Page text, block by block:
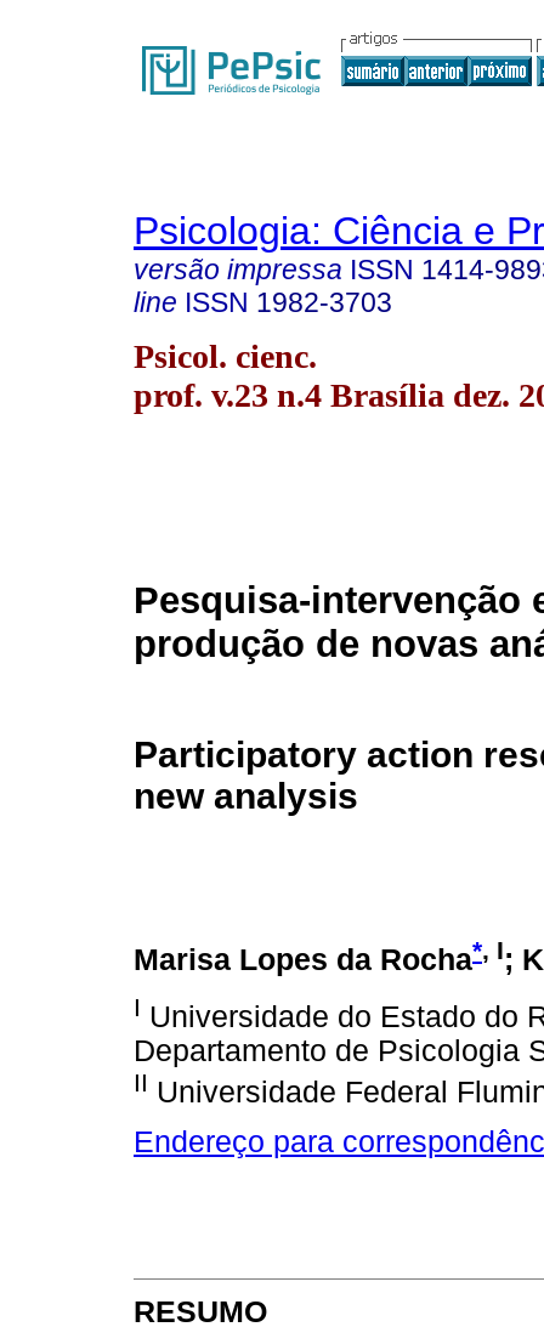
Psicologia: Ciência e
versão impressa ISSN 1414-
line ISSN 1982-3703
Psicol. cienc.
prof. v.23 n.4 Brasília dez.
Pesquisa-intervenção
produção de novas
Participatory action
new analysis
Marisa Lopes da Rocha*, I;
I Universidade do Estado do
Departamento de Psicologia
II Universidade Federal
Endereço para
RESUMO